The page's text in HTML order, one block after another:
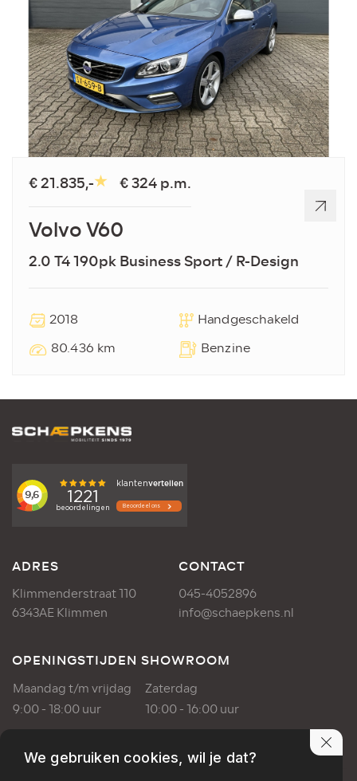
€ 21.835,- € 324 p.m.
Volvo V60
2.0 T4 190pk Business Sport / R-Design
2018
Handgeschakeld
80.436 km
Benzine
ADRES
Klimmenderstraat 110
6343AE Klimmen
CONTACT
045-4052896
info@schaepkens.nl
OPENINGSTIJDEN SHOWROOM
Maandag t/m vrijdag
Zaterdag
9:00 - 18:00 uur
10:00 - 16:00 uur
OPENINGSTIJDEN WERKPLAATS
We gebruiken cookies, wil je dat?